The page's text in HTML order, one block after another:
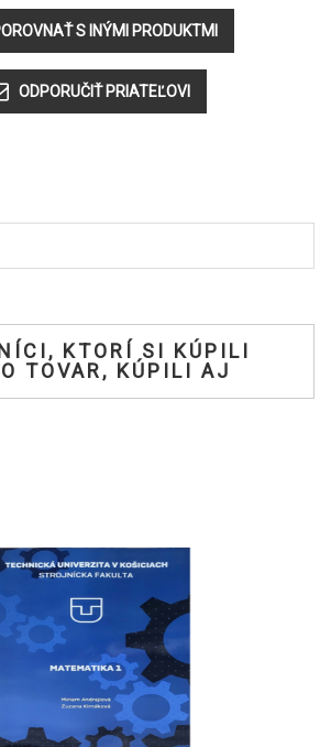
KTORÍ SI KÚPILI
TOVAR, KÚPILI AJ